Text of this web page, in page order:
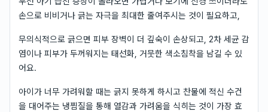
손으로 비비거나 긁는 자극을 최대한 줄여주시는 것이 필요하고,
무의식적으로 긁으면 피부 장벽이 더 깊숙이 손상되고, 2차 세균 감
염이나 피부가 두꺼워지는 태선화, 거뭇한 색소침착을 남길 수 있
어요.
아이가 너무 가려워할 때는 긁지 못하게 하시고 찬물에 적신 수건
을 대어주는 냉찜질을 통해 열감과 가려움을 식히는 것이 가장 효